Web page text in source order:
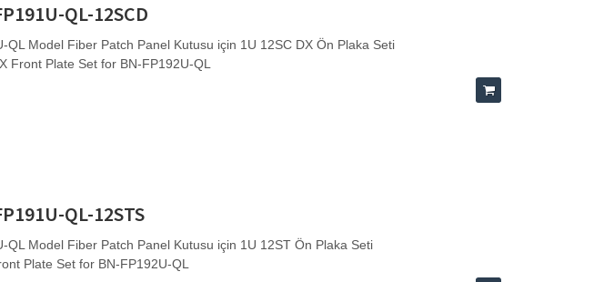
QL-12SCD
QL Model Fiber Patch Panel Kutusu için 1U 12SC DX Ön Plaka Seti
Front Plate Set for BN-FP192U-QL
QL-12STS
QL Model Fiber Patch Panel Kutusu için 1U 12ST Ön Plaka Seti
Plate Set for BN-FP192U-QL